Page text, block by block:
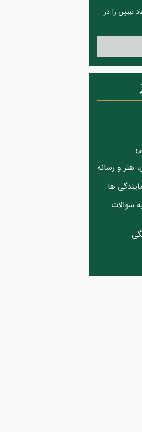
محور جهاد تبیین را در
هنر و رسانه
ها
سوالات